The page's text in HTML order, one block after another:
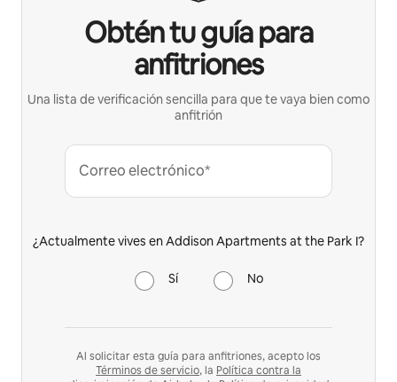
Obtén tu guía para
anfitriones
Una lista de verificación sencilla para que te vaya bien como
anfitrión
Correo electrónico*
¿Actualmente vives en Addison Apartments at the Park I?
Sí No
Al solicitar esta guía para anfitriones, acepto los
Términos de servicio, la Política contra la